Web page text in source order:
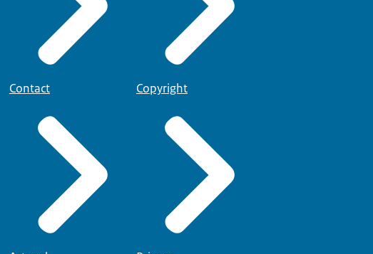
Contact Copyright